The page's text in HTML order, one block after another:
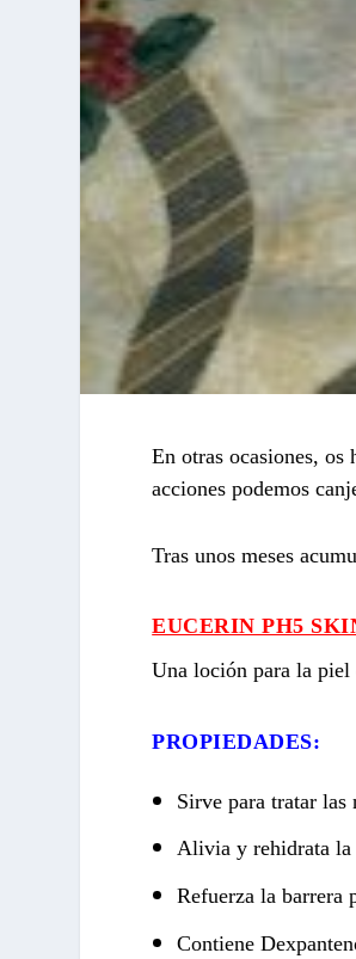
En otras ocasiones,
acciones podemos
Tras unos meses
EUCERIN PH5
Una loción para la piel
PROPIEDADES:
Sirve para tratar las
Alivia y rehidrata la
Refuerza la barrera
Contiene